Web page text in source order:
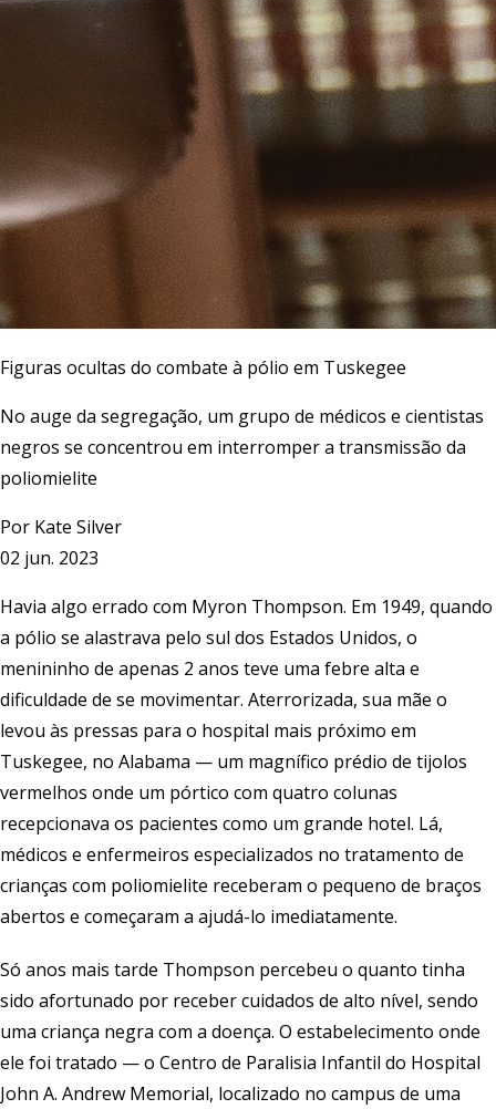
Figuras ocultas do combate à pólio em Tuskegee
No auge da segregação, um grupo de médicos e cientistas
negros se concentrou em interromper a transmissão da
poliomielite
Por Kate Silver
02 jun. 2023
Havia algo errado com Myron Thompson. Em 1949, quando
a pólio se alastrava pelo sul dos Estados Unidos, o
menininho de apenas 2 anos teve uma febre alta e
dificuldade de se movimentar. Aterrorizada, sua mãe o
levou às pressas para o hospital mais próximo em
Tuskegee, no Alabama — um magnífico prédio de tijolos
vermelhos onde um pórtico com quatro colunas
recepcionava os pacientes como um grande hotel. Lá,
médicos e enfermeiros especializados no tratamento de
crianças com poliomielite receberam o pequeno de braços
abertos e começaram a ajudá-lo imediatamente.
Só anos mais tarde Thompson percebeu o quanto tinha
sido afortunado por receber cuidados de alto nível, sendo
uma criança negra com a doença. O estabelecimento onde
ele foi tratado — o Centro de Paralisia Infantil do Hospital
John A. Andrew Memorial, localizado no campus de uma